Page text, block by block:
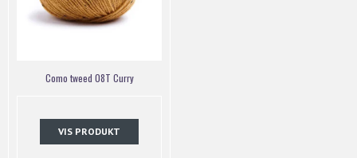
Como tweed 08T Curry
VIS PRODUKT